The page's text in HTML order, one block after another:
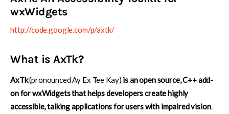
wxWidgets
http://code.google.com/p/axtk/
What is AxTk?
AxTk(pronounced Ay Ex Tee Kay) is an open source, C++ add-
on for wxWidgets that helps developers create highly
accessible, talking applications for users with impaired vision.